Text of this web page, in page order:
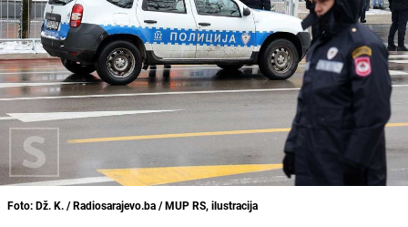
Foto: Dž. K. / Radiosarajevo.ba / MUP RS, ilustracija